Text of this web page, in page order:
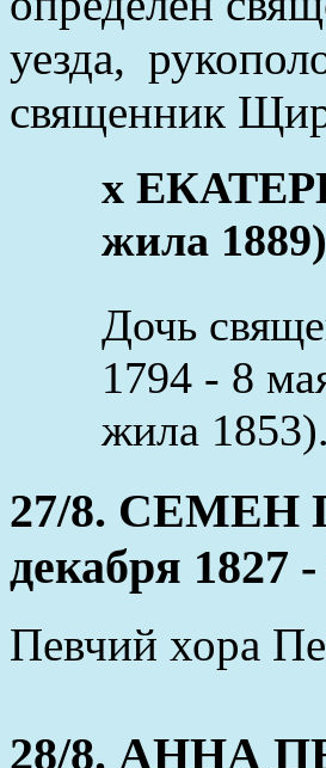
уезда,
священник
x
жила 1889)
Дочь
1794 - 8
жила 1853).
27/8.
декабря 1827
Певчий хора
28/8. АННА